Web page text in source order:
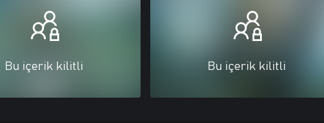
Bu içerik kilitli Bu içerik kilitli